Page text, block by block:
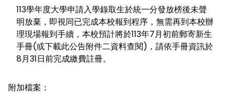
113學年度大學申請入學錄取生於統一分發放榜後未聲
明放棄，即視同已完成本校報到程序，無需再到本校辦
理現場報到手續，本校預計將於113年7月初前郵寄新生
手冊(或下載此公告附件二資料查閱)，請依手冊資訊於
8月31日前完成繳費註冊。
附加檔案：